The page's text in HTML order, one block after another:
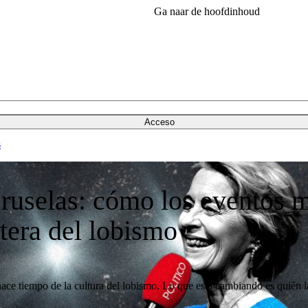
Ga naar de hoofdinhoud
Acceso
cómo los eventos
del lobismo
tiempo de la cultura del lobismo. Lo que está cambiando es quién